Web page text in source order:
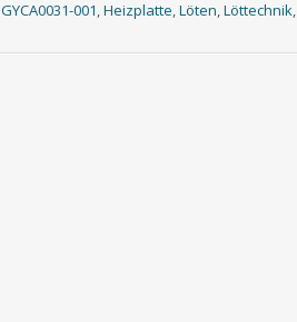
GYCA0031-001,Heizplatte,Löten,Löttechnik,